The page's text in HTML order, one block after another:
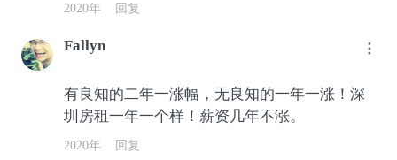
2020年 回复
Fallyn
有良知的二年一涨幅，无良知的一年一涨！深
圳房租一年一个样！薪资几年不涨。
2020年 回复